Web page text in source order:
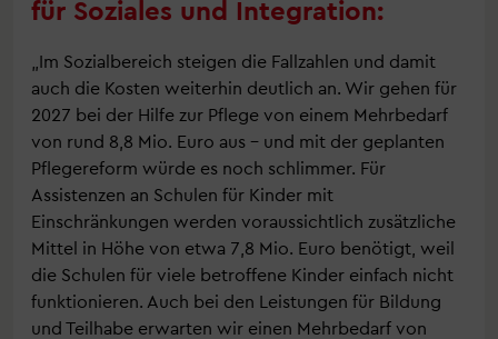
für Soziales und Integration:
„Im Sozialbereich steigen die Fallzahlen und damit
auch die Kosten weiterhin deutlich an. Wir gehen für
2027 bei der Hilfe zur Pflege von einem Mehrbedarf
von rund 8,8 Mio. Euro aus – und mit der geplanten
Pflegereform würde es noch schlimmer. Für
Assistenzen an Schulen für Kinder mit
Einschränkungen werden voraussichtlich zusätzliche
Mittel in Höhe von etwa 7,8 Mio. Euro benötigt, weil
die Schulen für viele betroffene Kinder einfach nicht
funktionieren. Auch bei den Leistungen für Bildung
und Teilhabe erwarten wir einen Mehrbedarf von